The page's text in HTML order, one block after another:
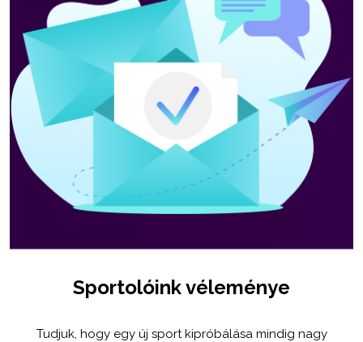
Sportolóink véleménye
Tudjuk, hogy egy új sport kipróbálása mindig nagy